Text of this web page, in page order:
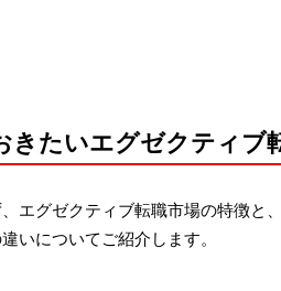
きたいエグゼクティブ
エグゼクティブ転職市場の特徴と
いについてご紹介します。